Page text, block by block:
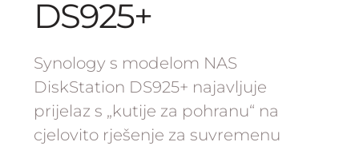
DS925+
Synology s modelom NAS
DiskStation DS925+ najavljuje
prijelaz s „kutije za pohranu“ na
cjelovito rješenje za suvremenu